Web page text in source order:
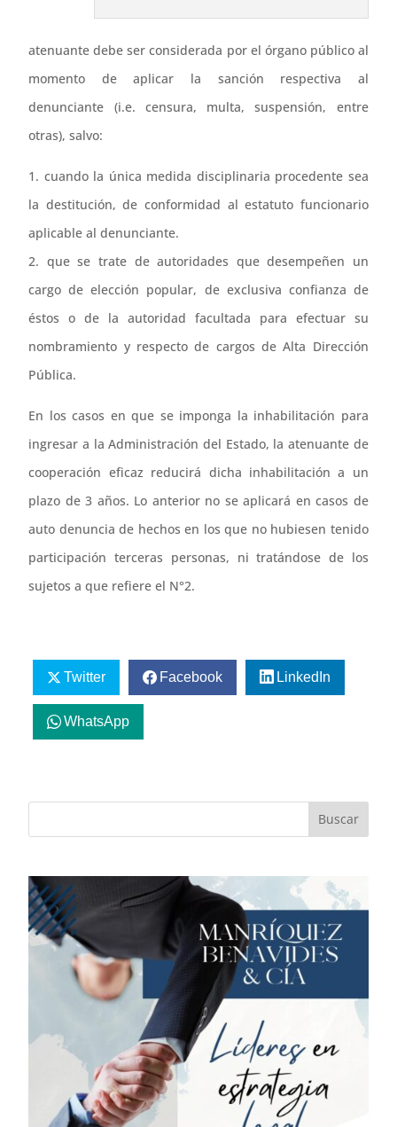
atenuante debe ser considerada por el órgano público al
momento de aplicar la sanción respectiva al
denunciante (i.e. censura, multa, suspensión, entre
otras), salvo:
1. cuando la única medida disciplinaria procedente sea
la destitución, de conformidad al estatuto funcionario
aplicable al denunciante.
2. que se trate de autoridades que desempeñen un
cargo de elección popular, de exclusiva confianza de
éstos o de la autoridad facultada para efectuar su
nombramiento y respecto de cargos de Alta Dirección
Pública.
En los casos en que se imponga la inhabilitación para
ingresar a la Administración del Estado, la atenuante de
cooperación eficaz reducirá dicha inhabilitación a un
plazo de 3 años. Lo anterior no se aplicará en casos de
auto denuncia de hechos en los que no hubiesen tenido
participación terceras personas, ni tratándose de los
sujetos a que refiere el N°2.
Twitter Facebook LinkedIn
WhatsApp